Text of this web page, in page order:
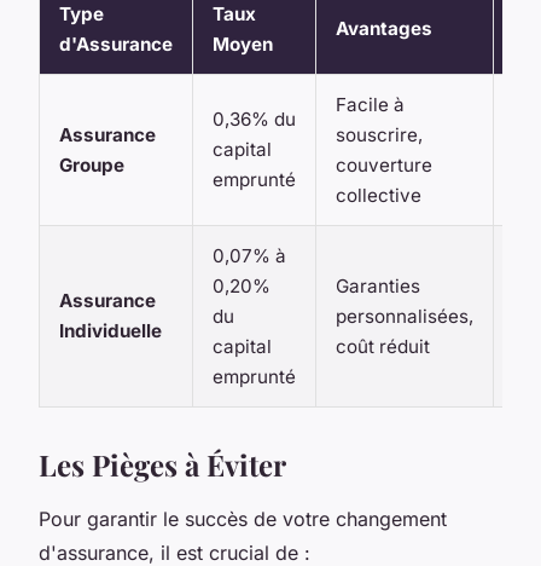
Type
d'Assurance
Taux
Moyen
Avantages
Assurance
Groupe
0,36% du
capital
emprunté
Facile à
souscrire,
couverture
collective
Assurance
Individuelle
0,07% à
0,20%
du
capital
emprunté
Garanties
personnalisées,
coût réduit
Les Pièges à Éviter
Pour garantir le succès de votre changement
d'assurance, il est crucial de :